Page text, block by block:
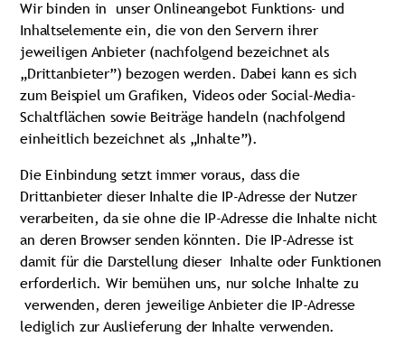
Wir binden in unser Onlineangebot Funktions- und
Inhaltselemente ein, die von den Servern ihrer
jeweiligen Anbieter (nachfolgend bezeichnet als
„Drittanbieter”) bezogen werden. Dabei kann es sich
zum Beispiel um Grafiken, Videos oder Social-Media-
Schaltflächen sowie Beiträge handeln (nachfolgend
einheitlich bezeichnet als „Inhalte”).
Die Einbindung setzt immer voraus, dass die
Drittanbieter dieser Inhalte die IP-Adresse der Nutzer
verarbeiten, da sie ohne die IP-Adresse die Inhalte nicht
an deren Browser senden könnten. Die IP-Adresse ist
damit für die Darstellung dieser Inhalte oder Funktionen
erforderlich. Wir bemühen uns, nur solche Inhalte zu
verwenden, deren jeweilige Anbieter die IP-Adresse
lediglich zur Auslieferung der Inhalte verwenden.